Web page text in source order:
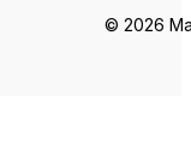
© 2026